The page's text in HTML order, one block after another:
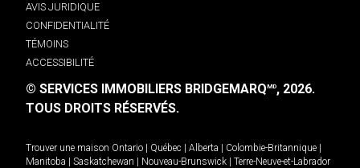
AVIS JURIDIQUE
CONFIDENTIALITÉ
TÉMOINS
ACCESSIBILITÉ
© SERVICES IMMOBILIERS BRIDGEMARQMD, 2026.
TOUS DROITS RÉSERVÉS.
Trouver une maison Ontario Québec Alberta Colombie-Britannique
Manitoba
Saskatchewan Nouveau-Brunswick
Terre-Neuve-et-Labrador